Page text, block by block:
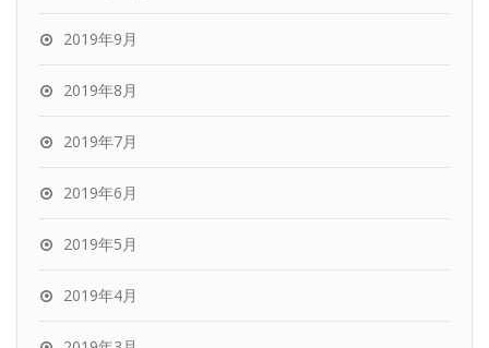
2019年9月
2019年8月
2019年7月
2019年6月
2019年5月
2019年4月